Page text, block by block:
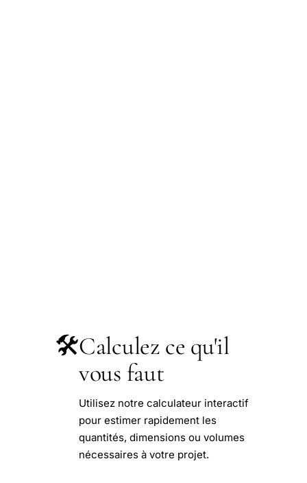
🛠️Calculez ce qu'il
vous faut
Utilisez notre calculateur interactif
pour estimer rapidement les
quantités, dimensions ou volumes
nécessaires à votre projet.